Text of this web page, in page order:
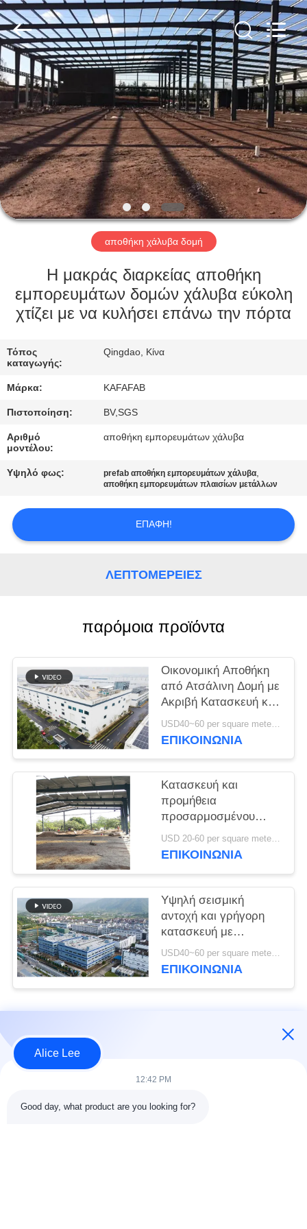
ΑΡΧΙΚΉ
ΠΡΟΪΌΝΤΑ
ΒΊΝΤΕΟ
ΕΚΠΟΜΠΉ
VR
ΣΧΕΤΙΚΆ
ΜΕ
ΕΜΆΣ
ΞΕΝΆΓΗΣΗ
ΣΤΟ
ΈΛΕΓΧΟΣ
ΠΟΙΌΤΗΤΑΣ
ΕΠΙΚΟΙΝΩΝΉΣΤΕ
ΜΑΖΊ
ΥΠΟΘΈΣΕΙΣ
SITEMAP
ΠΟΛΙΤΙΚΉ
ΑΠΟΡΡΉΤΟΥ
KaFa
Fabrication
Co.,
Ltd..
All
Rights
Reserved.
αποθήκη χάλυβα δομή
Η μακράς διαρκείας αποθήκη
εμπορευμάτων δομών χάλυβα εύκολη
χτίζει με να κυλήσει επάνω την πόρτα
Τόπος
καταγωγής:
Qingdao, Κίνα
Μάρκα: KAFAFAB
Πιστοποίηση: BV,SGS
Αριθμό
μοντέλου:
αποθήκη εμπορευμάτων χάλυβα
Υψηλό φως: prefab αποθήκη εμπορευμάτων χάλυβα,
αποθήκη εμπορευμάτων πλαισίων μετάλλων
ΕΠΑΦΉ!
ΛΕΠΤΟΜΈΡΕΙΕΣ
παρόμοια προϊόντα
Οικονομική Αποθήκη
από Ατσάλινη Δομή με
Ακριβή Κατασκευή και
Ολοκληρωμένη Λύση
Παράδοσης
USD40~60 per square meter MOQ:1000 sqm
ΕΠΙΚΟΙΝΩΝΙΑ
Κατασκευή και
προμήθεια
προσαρμοσμένου
πλαισίου πύλης
κατασκευή
Μπενίν
USD 20-60 per square meter MOQ:1000 Τετραγωνικά μέτρα
ΕΠΙΚΟΙΝΩΝΙΑ
Υψηλή σεισμική
αντοχή και γρήγορη
κατασκευή με
ανθεκτική ατσάλινη
δομή αποθήκη για τις
USD40~60 per square meter MOQ:1000 τετραγωνικά μέτρα
ΕΠΙΚΟΙΝΩΝΙΑ
Όλα
κατασκευή δομών
Alice Lee
12:42 PM
Good day, what product are you looking for?